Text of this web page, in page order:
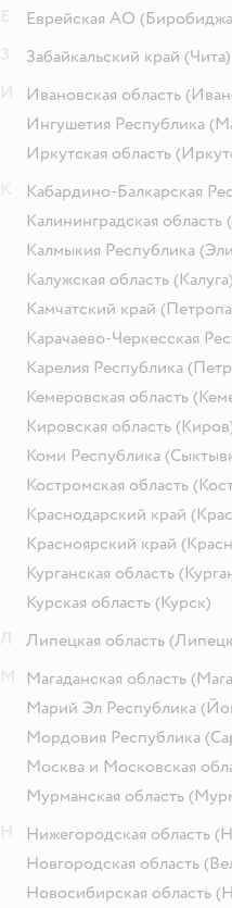
Еврейская АО
Забайкальский край (Чита)
Ивановская область
Ингушетия Республика
Иркутская область
Кабардино-Балкарская
Калининградская область
Калмыкия Республика
Калужская область (Калуга)
Камчатский край
Карачаево-Черкесская
Карелия Республика
Кемеровская область
Кировская область
Коми Республика
Костромская область
Краснодарский край
Красноярский край
Курганская область
Курская область (Курск)
Липецкая область
Магаданская область
Марий Эл Республика
Мордовия Республика
Москва и Московская
Мурманская область
Нижегородская область
Новгородская область
Новосибирская область